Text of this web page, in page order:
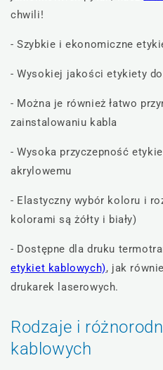
chwili!
- Szybkie i ekonomiczne
- Wysokiej jakości etykiety
- Można je również łatwo
zainstalowaniu kabla
- Wysoka przyczepność
akrylowemu
- Elastyczny wybór koloru i
kolorami są żółty i biały)
- Dostępne dla druku
etykiet kablowych), jak
drukarek laserowych.
Rodzaje i
kablowych